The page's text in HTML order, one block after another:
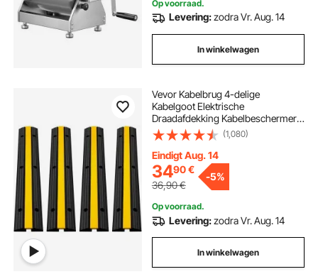
Op voorraad.
Levering:zodra Vr. Aug. 14
In winkelwagen
Vevor Kabelbrug 4-delige
Kabelgoot Elektrische
Draadafdekking Kabelbeschermer
Met 1 Kabel Rubber 102x15.5x3 cm
(1,080)
Eindigt Aug. 14
3490€
36,90€
-5%
Op voorraad.
Levering:zodra Vr. Aug. 14
In winkelwagen